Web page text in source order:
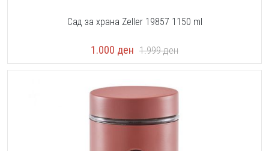
Сад за храна Zeller 19857 1150 ml
1.000 ден 1.999ден